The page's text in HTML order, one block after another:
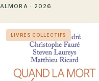
ALMORA · 2026
LIVRES COLLECTIFS